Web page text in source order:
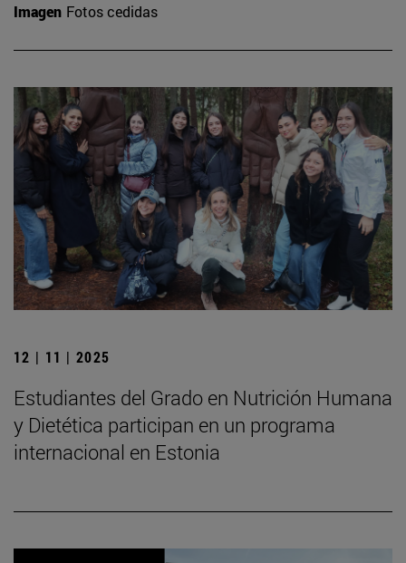
Imagen Fotos cedidas
12 | 11 | 2025
Estudiantes del Grado en Nutrición Humana
y Dietética participan en un programa
internacional en Estonia